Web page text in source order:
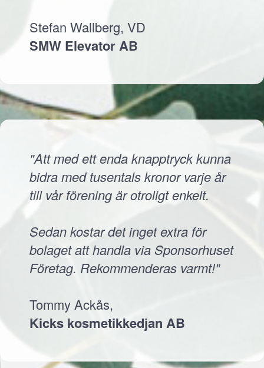
Stefan Wallberg, VD
SMW Elevator AB
"Att med ett enda knapptryck kunna
bidra med tusentals kronor varje år
till vår förening är otroligt enkelt.
Sedan kostar det inget extra för
bolaget att handla via Sponsorhuset
Företag. Rekommenderas varmt!"
Tommy Ackås,
Kicks kosmetikkedjan AB